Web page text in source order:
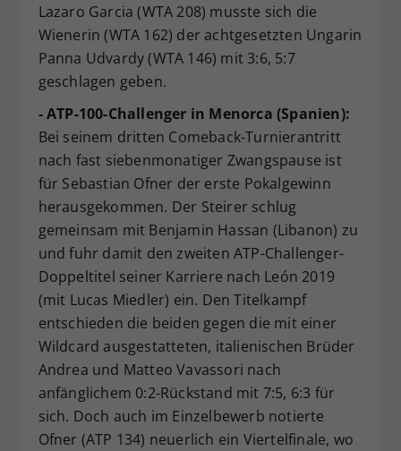
Lazaro Garcia (WTA 208) musste sich die
Wienerin (WTA 162) der achtgesetzten Ungarin
Panna Udvardy (WTA 146) mit 3:6, 5:7
geschlagen geben.
- ATP-100-Challenger in Menorca (Spanien):
Bei seinem dritten Comeback-Turnierantritt
nach fast siebenmonatiger Zwangspause ist
für Sebastian Ofner der erste Pokalgewinn
herausgekommen. Der Steirer schlug
gemeinsam mit Benjamin Hassan (Libanon) zu
und fuhr damit den zweiten ATP-Challenger-
Doppeltitel seiner Karriere nach León 2019
(mit Lucas Miedler) ein. Den Titelkampf
entschieden die beiden gegen die mit einer
Wildcard ausgestatteten, italienischen Brüder
Andrea und Matteo Vavassori nach
anfänglichem 0:2-Rückstand mit 7:5, 6:3 für
sich. Doch auch im Einzelbewerb notierte
Ofner (ATP 134) neuerlich ein Viertelfinale, wo